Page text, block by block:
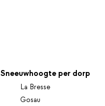
Sneeuwhoogte per dorp
La Bresse
Gosau